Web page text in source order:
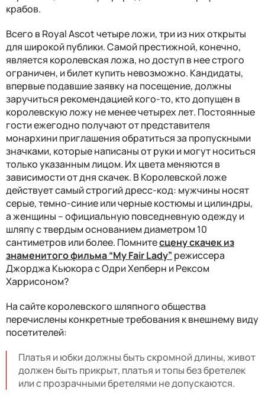
крабов.
Всего в Royal Ascot четыре ложи, три из них открыты
для широкой публики. Самой престижной, конечно,
является королевская ложа, но доступ в нее строго
ограничен, и билет купить невозможно. Кандидаты,
впервые подавшие заявку на посещение, должны
заручиться рекомендацией кого-то, кто допущен в
королевскую ложу не менее четырех лет. Постоянные
гости ежегодно получают от представителя
монархини приглашения обратиться за пропускными
значками, которые написаны от руки и могут носиться
только указанным лицом. Их цвета меняются в
зависимости от дня скачек. В Королевской ложе
действует самый строгий дресс-код: мужчины носят
серые, темно-синие или черные костюмы и цилиндры,
а женщины – официальную повседневную одежду и
шляпу с твердым основанием диаметром 10
сантиметров или более. Помнитесцену скачек из
знаменитого фильма “My Fair Lady” режиссера
Джорджа Кьюкора с Одри Хепберн и Рексом
Харрисоном?
На сайте королевского шляпного общества
перечислены конкретные требования к внешнему виду
посетителей:
Платья и юбки должны быть скромной длины, живот
должен быть прикрыт, платья и топы без бретелек
или с прозрачными бретелями не допускаются.